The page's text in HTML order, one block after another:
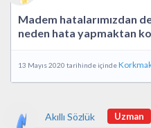
Madem hatalarımızdan
neden hata yapmaktan
13 Mayıs 2020 tarihinde içinde
Akıllı Sözlük Uzman